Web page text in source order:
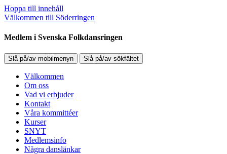
Hoppa till innehåll
Välkommen till Söderringen
Medlem i Svenska Folkdansringen
Slå på/av mobilmenyn Slå på/av sökfältet
Välkommen
Om oss
Vad vi erbjuder
Kontakt
Våra kommittéer
Kurser
SNYT
Medlemsinfo
Några danslänkar